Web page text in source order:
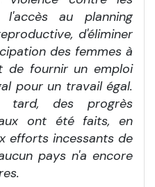
au planning
d'éliminer
des femmes à
de fournir un emploi
pour un travail égal.
tard, des progrès
ont été faits, en
efforts incessants de
pays n'a encore